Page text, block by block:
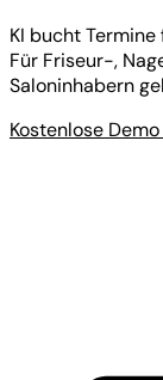
KI bucht
Für Friseur-,
Saloninhabern
Kostenlose